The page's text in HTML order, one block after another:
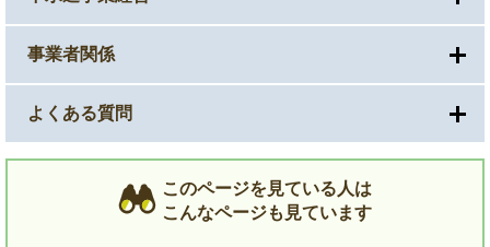
事業者関係
よくある質問
このページを見ている人は
こんなページも見ています